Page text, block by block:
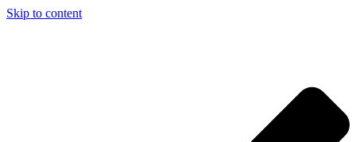
Skip to content